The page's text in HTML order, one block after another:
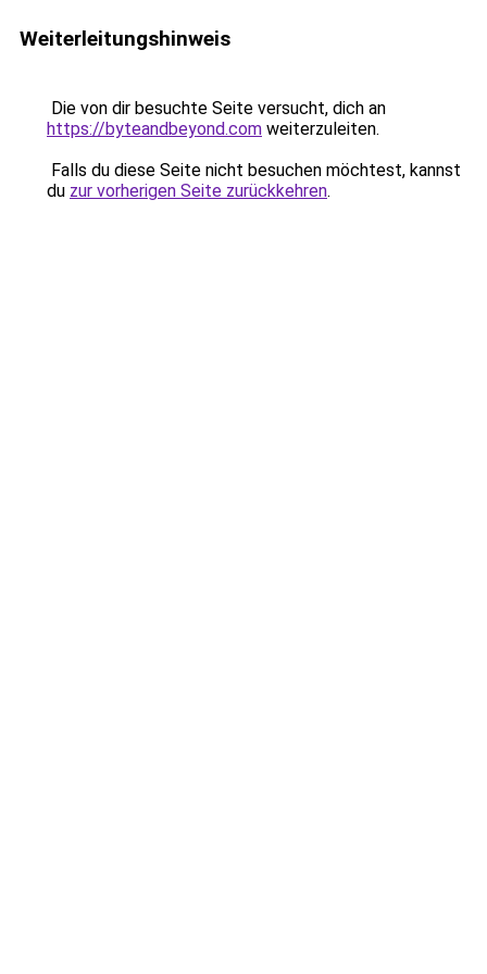
Weiterleitungshinweis
Die von dir besuchte Seite versucht, dich an
https://byteandbeyond.com weiterzuleiten.
Falls du diese Seite nicht besuchen möchtest, kannst
du zur vorherigen Seite zurückkehren.